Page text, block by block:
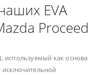
EVA
Proceed
используемый как основа
исключительной